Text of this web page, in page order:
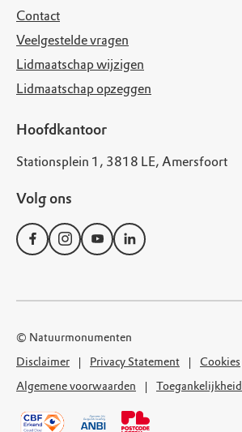
Contact
Veelgestelde vragen
Lidmaatschap wijzigen
Lidmaatschap opzeggen
Hoofdkantoor
Stationsplein 1, 3818 LE, Amersfoort
Volg ons
© Natuurmonumenten
Disclaimer
Privacy Statement
Cookies
Algemene voorwaarden
Toegankelijkheid